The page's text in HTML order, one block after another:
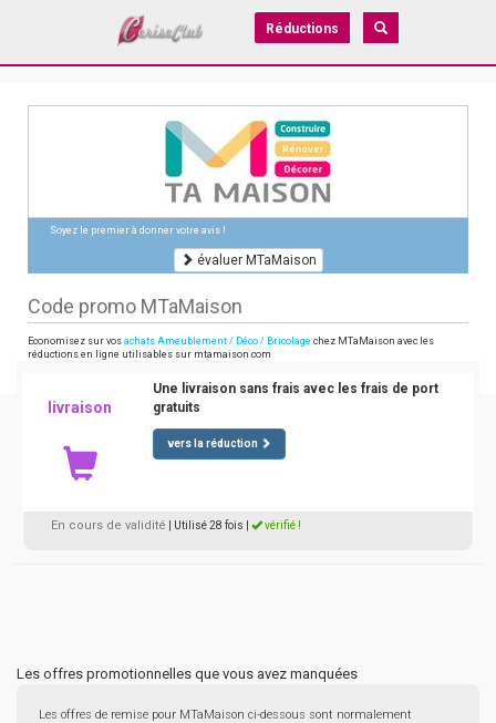
Réductions
Soyez le premier à donner votre avis !
évaluer MTaMaison
Code promo MTaMaison
Economisez sur vos achats Ameublement / Déco / Bricolage chez MTaMaison avec les
réductions en ligne utilisables sur mtamaison.com
livraison
Une livraison sans frais avec les frais de port
gratuits
vers la réduction
En cours de validité | Utilisé 28 fois vérifié !
Les offres promotionnelles que vous avez manquées
Les offres de remise pour MTaMaison ci-dessous sont normalement